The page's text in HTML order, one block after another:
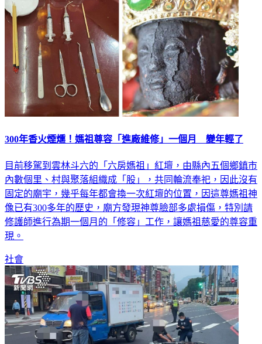
300年香火煙燻！媽祖尊容「進廠維修」一個月 變年輕了
目前移駕到雲林斗六的「六房媽祖」紅壇，由縣內五個鄉鎮市
內數個里、村與聚落組織成「股」，共同輪流奉祀，因此沒有
固定的廟宇，幾乎每年都會換一次紅壇的位置，因這尊媽祖神
像已有300多年的歷史，廟方發現神尊臉部多處損傷，特別請
修護師進行為期一個月的「修容」工作，讓媽祖慈愛的尊容重
現。
社會